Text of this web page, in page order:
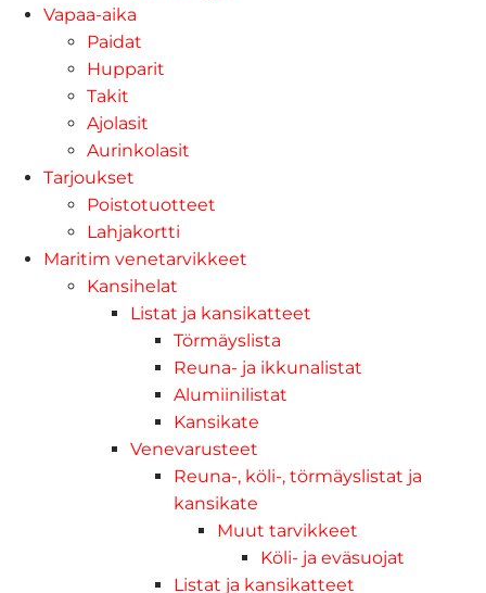
Vapaa-aika
Paidat
Hupparit
Takit
Ajolasit
Aurinkolasit
Tarjoukset
Poistotuotteet
Lahjakortti
Maritim venetarvikkeet
Kansihelat
Listat ja kansikatteet
Törmäyslista
Reuna- ja ikkunalistat
Alumiinilistat
Kansikate
Venevarusteet
Reuna-, köli-, törmäyslistat ja
kansikate
Muut tarvikkeet
Köli- ja eväsuojat
Listat ja kansikatteet